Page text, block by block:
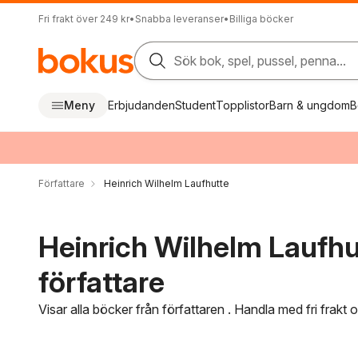
Fri frakt över 249 kr• Snabba leveranser• Billiga böcker
Sök bok, spel, pussel, penna...
Meny ErbjudandenStudentTopplistorBarn & ungdom
Författare Heinrich Wilhelm Laufhutte
Heinrich Wilhelm
författare
Visar alla böcker från författaren . Handla med fri frakt